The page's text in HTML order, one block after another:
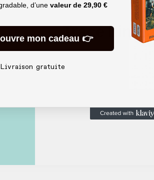
Tracé
d’une valeur de 29,90 €
mon cadeau 👉
Livraison gratuite